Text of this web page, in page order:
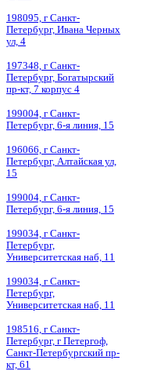
198095, г Санкт-
Петербург, Ивана Черных
ул, 4
197348, г Санкт-
Петербург, Богатырский
пр-кт, 7 корпус 4
199004, г Санкт-
Петербург, 6-я линия, 15
196066, г Санкт-
Петербург, Алтайская ул,
15
199004, г Санкт-
Петербург, 6-я линия, 15
199034, г Санкт-
Петербург,
Университетская наб, 11
199034, г Санкт-
Петербург,
Университетская наб, 11
198516, г Санкт-
Петербург, г Петергоф,
Санкт-Петербургский пр-
кт, 61